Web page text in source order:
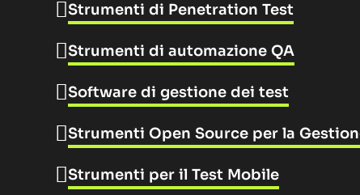
Strumenti di Penetration Test
Strumenti di automazione QA
Software di gestione dei test
Strumenti Open Source per la
Strumenti per il Test Mobile